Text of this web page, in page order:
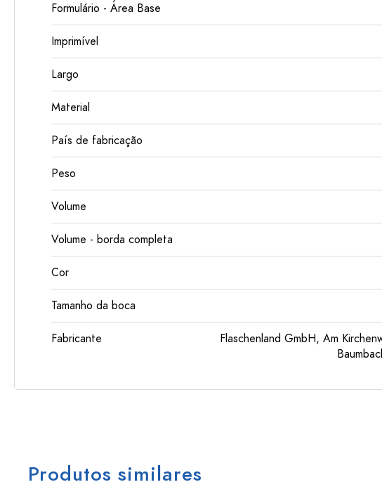
Formulário - Área Base
Imprimível
Largo
Material
País de fabricação
Peso
Volume
Volume - borda completa
Cor
Tamanho da boca
Fabricante
Flaschenland GmbH, Am
Produtos similares